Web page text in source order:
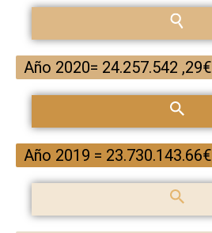
Año 2020= 24.257.542 ,29€
Año 2019 = 23.730.143.66€